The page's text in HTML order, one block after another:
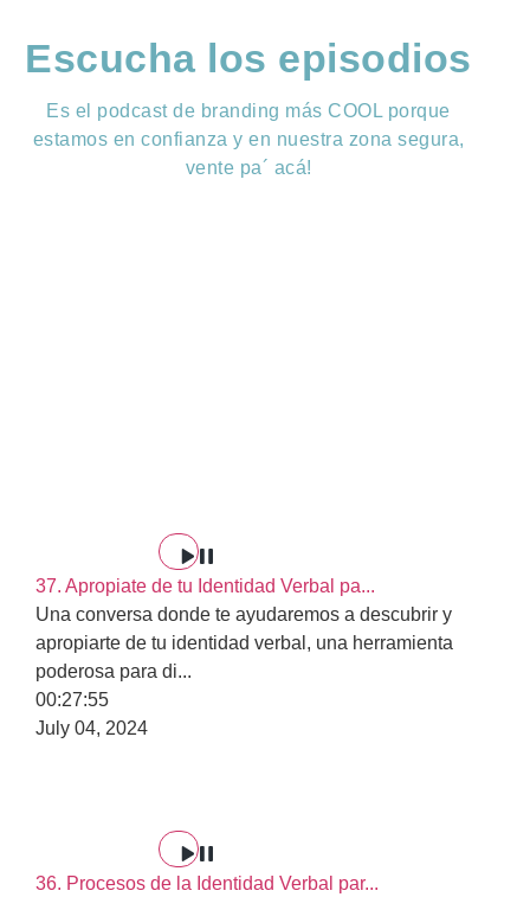
Escucha los episodios
Es el podcast de branding más COOL porque
estamos en confianza y en nuestra zona segura,
vente pa´ acá!
37. Apropiate de tu Identidad Verbal pa...
Una conversa donde te ayudaremos a descubrir y
apropiarte de tu identidad verbal, una herramienta
poderosa para di...
00:27:55
July 04, 2024
36. Procesos de la Identidad Verbal par...